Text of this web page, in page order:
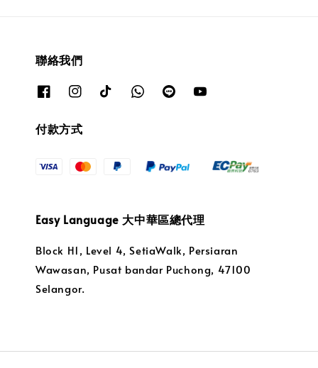
聯絡我們
付款方式
Easy Language 大中華區總代理
Block H1, Level 4, SetiaWalk, Persiaran
Wawasan, Pusat bandar Puchong, 47100
Selangor.